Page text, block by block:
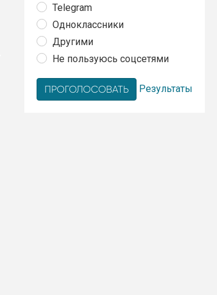
Telegram
Одноклассники
Другими
Не пользуюсь соцсетями
Результаты